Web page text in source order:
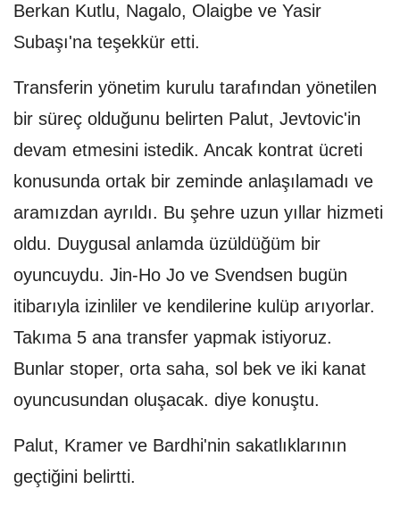
Berkan Kutlu, Nagalo, Olaigbe ve Yasir
Subaşı'na teşekkür etti.
Transferin yönetim kurulu tarafından yönetilen
bir süreç olduğunu belirten Palut, Jevtovic'in
devam etmesini istedik. Ancak kontrat ücreti
konusunda ortak bir zeminde anlaşılamadı ve
aramızdan ayrıldı. Bu şehre uzun yıllar hizmeti
oldu. Duygusal anlamda üzüldüğüm bir
oyuncuydu. Jin-Ho Jo ve Svendsen bugün
itibarıyla izinliler ve kendilerine kulüp arıyorlar.
Takıma 5 ana transfer yapmak istiyoruz.
Bunlar stoper, orta saha, sol bek ve iki kanat
oyuncusundan oluşacak. diye konuştu.
Palut, Kramer ve Bardhi'nin sakatlıklarının
geçtiğini belirtti.